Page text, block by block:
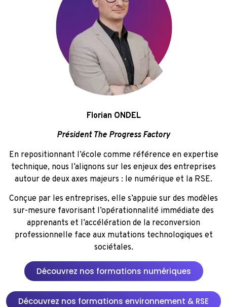
Florian ONDEL
Président The Progress Factory
En repositionnant l’école comme référence en expertise
technique, nous l’alignons sur les enjeux des entreprises
autour de deux axes majeurs : le numérique et la RSE.
Conçue par les entreprises, elle s’appuie sur des modèles
sur-mesure favorisant l’opérationnalité immédiate des
apprenants et l’accélération de la reconversion
professionnelle face aux mutations technologiques et
sociétales.
Découvrez nos formations numériques
Découvrez nos formations environnement & RSE